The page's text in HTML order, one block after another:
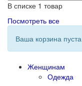
В списке 1 товар
Посмотреть все
Ваша корзина пуста
Женщинам
Одежда